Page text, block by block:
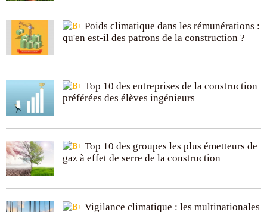
Poids climatique dans les rémunérations :
qu'en est-il des patrons de la construction ?
Top 10 des entreprises de la construction
préférées des élèves ingénieurs
Top 10 des groupes les plus émetteurs de
gaz à effet de serre de la construction
Vigilance climatique : les multinationales